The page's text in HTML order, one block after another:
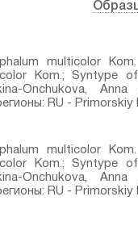
multicolor
Kom.⁣; Syntype
Onchukova,
RU - Primorskiy
multicolor
Kom.⁣; Syntype
Onchukova,
RU - Primorskiy